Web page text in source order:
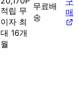
적립 무
이자 최
대 16개
월
무료배
송
매